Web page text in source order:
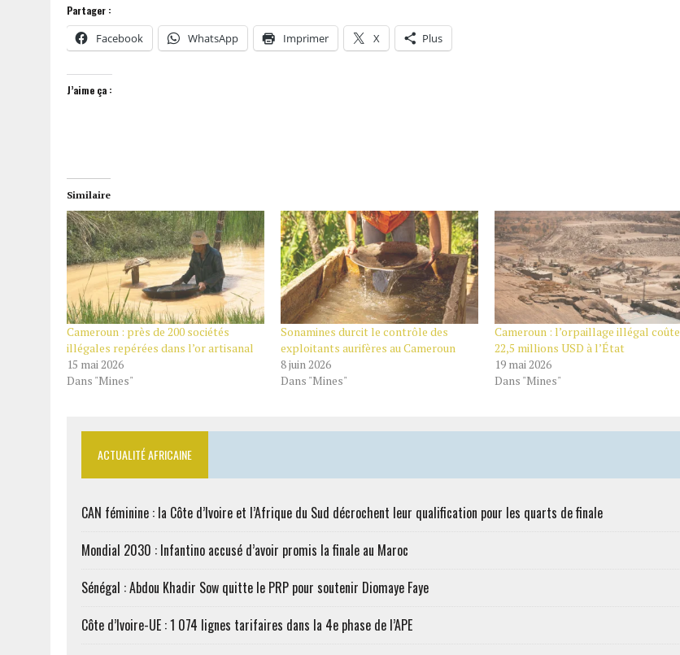
Partager :
Facebook WhatsApp Imprimer X Plus
J’aime ça :
Similaire
Cameroun : près de 200 sociétés
illégales repérées dans l’or artisanal
15 mai 2026
Dans "Mines"
Sonamines durcit le contrôle des
exploitants aurifères au Cameroun
8 juin 2026
Dans "Mines"
Cameroun : l’orpaillage illégal coûte
22,5 millions USD à l’État
19 mai 2026
Dans "Mines"
ACTUALITÉ AFRICAINE
CAN féminine : la Côte d’Ivoire et l’Afrique du Sud décrochent leur qualification pour les quarts de finale
Mondial 2030 : Infantino accusé d’avoir promis la finale au Maroc
Sénégal : Abdou Khadir Sow quitte le PRP pour soutenir Diomaye Faye
Côte d’Ivoire-UE : 1 074 lignes tarifaires dans la 4e phase de l’APE